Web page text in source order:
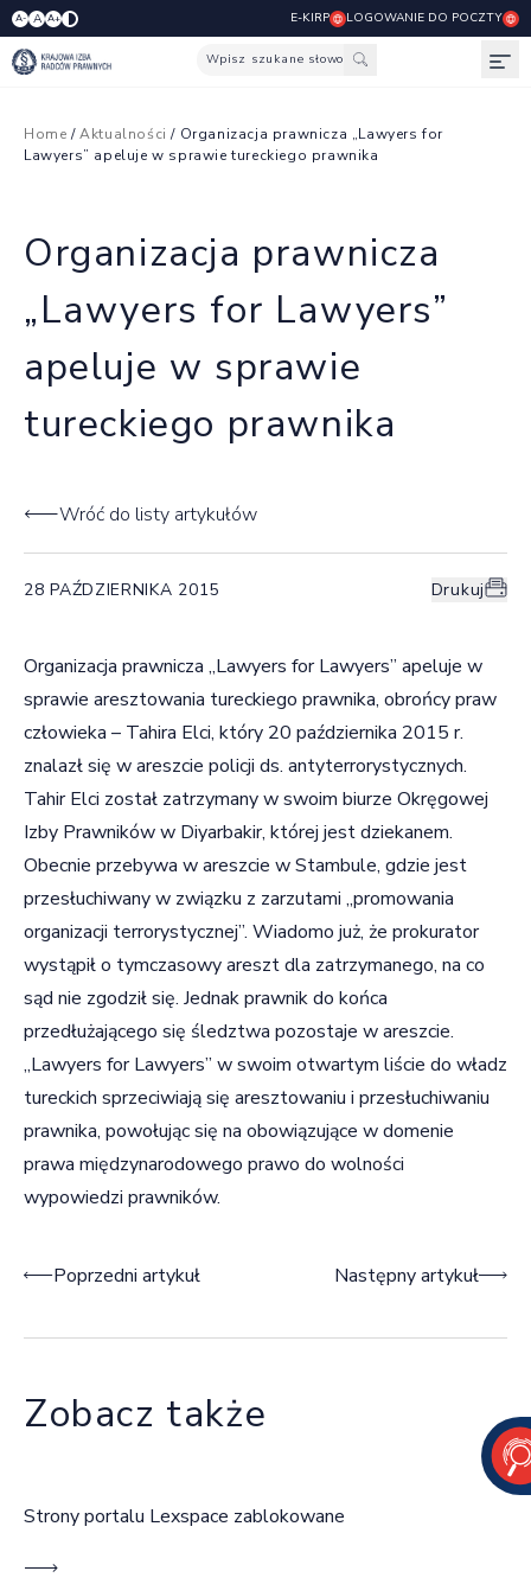
A- A A+ E-KIRP LOGOWANIE DO POCZTY
Wpisz szukane słowo
Home /Aktualności / Organizacja prawnicza „Lawyers for
Lawyers” apeluje w sprawie tureckiego prawnika
Organizacja prawnicza
„Lawyers for Lawyers”
apeluje w sprawie
tureckiego prawnika
Wróć do listy artykułów
28 PAŹDZIERNIKA 2015 Drukuj
Organizacja prawnicza „Lawyers for Lawyers” apeluje w
sprawie aresztowania tureckiego prawnika, obrońcy praw
człowieka – Tahira Elci, który 20 października 2015 r.
znalazł się w areszcie policji ds. antyterrorystycznych.
Tahir Elci został zatrzymany w swoim biurze Okręgowej
Izby Prawników w Diyarbakir, której jest dziekanem.
Obecnie przebywa w areszcie w Stambule, gdzie jest
przesłuchiwany w związku z zarzutami „promowania
organizacji terrorystycznej”. Wiadomo już, że prokurator
wystąpił o tymczasowy areszt dla zatrzymanego, na co
sąd nie zgodził się. Jednak prawnik do końca
przedłużającego się śledztwa pozostaje w areszcie.
„Lawyers for Lawyers” w swoim otwartym liście do władz
tureckich sprzeciwiają się aresztowaniu i przesłuchiwaniu
prawnika, powołując się na obowiązujące w domenie
prawa międzynarodowego prawo do wolności
wypowiedzi prawników.
Nawigacja wpisu
Poprzedni artykuł Następny artykuł
Zobacz także
Strony portalu Lexspace zablokowane